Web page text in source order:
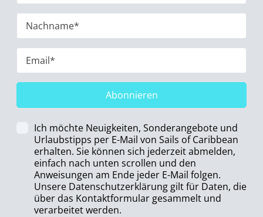
Abonnieren
Ich möchte Neuigkeiten, Sonderangebote und
Urlaubstipps per E-Mail von Sails of Caribbean
erhalten. Sie können sich jederzeit abmelden,
einfach nach unten scrollen und den
Anweisungen am Ende jeder E-Mail folgen.
Unsere Datenschutzerklärung gilt für Daten, die
über das Kontaktformular gesammelt und
verarbeitet werden.